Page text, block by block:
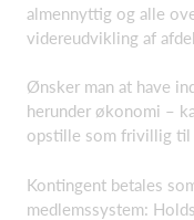
almennyttig og alle
videreudvikling af
Ønsker man at have
herunder økonomi –
opstille som frivillig til
Kontingent betales
medlemssystem: